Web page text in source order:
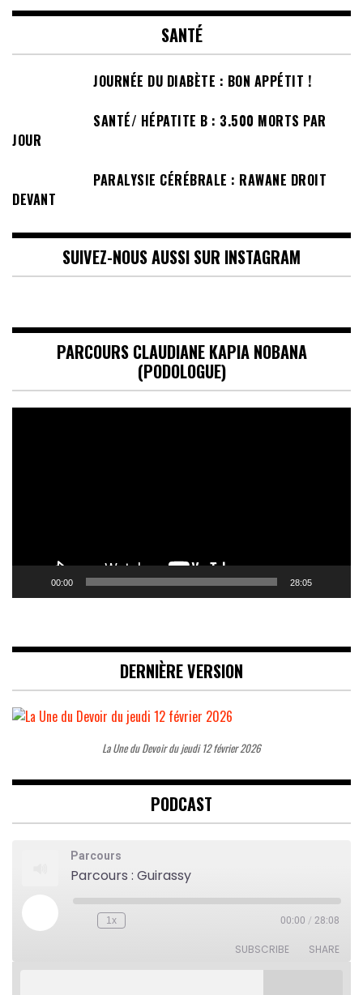
SANTÉ
JOURNÉE DU DIABÈTE : BON APPÉTIT !
SANTÉ/ HÉPATITE B : 3.500 MORTS PAR
JOUR
PARALYSIE CÉRÉBRALE : RAWANE DROIT
DEVANT
SUIVEZ-NOUS AUSSI SUR INSTAGRAM
PARCOURS CLAUDIANE KAPIA NOBANA
(PODOLOGUE)
00:00 28:05
DERNIÈRE VERSION
La Une du Devoir du jeudi 12 février 2026
PODCAST
Parcours
Parcours : Guirassy
Play
Episode
Rewind
1x 00:00 / 28:08
SUBSCRIBE SHARE